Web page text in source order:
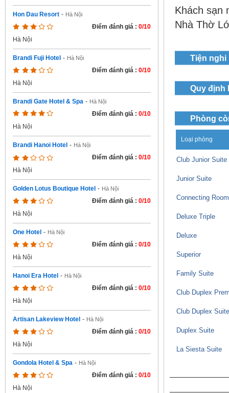
Hon Dau Resort - Hà Nội
Điểm đánh giá : 0/10
Hà Nội
Brandi Fuji Hotel - Hà Nội
Điểm đánh giá : 0/10
Hà Nội
Brandi Gate Hotel & Spa - Hà Nội
Điểm đánh giá : 0/10
Hà Nội
Brandi Hanoi Hotel - Hà Nội
Điểm đánh giá : 0/10
Hà Nội
Golden Lotus Boutique Hotel - Hà Nội
Điểm đánh giá : 0/10
Hà Nội
One Hotel - Hà Nội
Điểm đánh giá : 0/10
Hà Nội
Hanoi Era Hotel - Hà Nội
Điểm đánh giá : 0/10
Hà Nội
Artisan Lakeview Hotel - Hà Nội
Điểm đánh giá : 0/10
Hà Nội
Gondola Hotel & Spa - Hà Nội
Điểm đánh giá : 0/10
Hà Nội
Khách sạn
Nhà Thờ
Tiện nghi
Quy định
Phòng
Loại phòng
Club Junior Suite
Junior Suite
Connecting Room
Deluxe Triple
Deluxe
Superior
Family Suite
Club Duplex
Club Duplex Suite
Duplex Suite
La Siesta Suite